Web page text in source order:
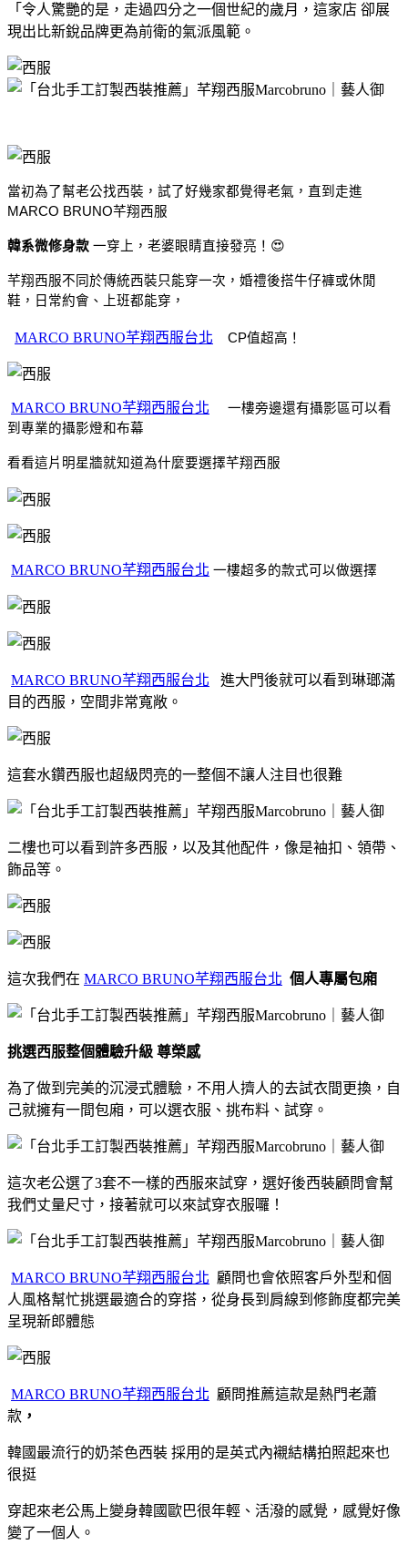
「令人驚艷的是，走過四分之一個世紀的歲月，這家店 卻展
現出比新銳品牌更為前衛的氣派風範。
當初為了幫老公找西裝，試了好幾家都覺得老氣，直到走進
MARCO BRUNO芊翔西服
韓系微修身款 一穿上，老婆眼睛直接發亮！😍
芊翔西服不同於傳統西裝只能穿一次，婚禮後搭牛仔褲或休閒
鞋，日常約會、上班都能穿，
MARCO BRUNO芊翔西服台北 CP值超高！
MARCO BRUNO芊翔西服台北
一樓旁邊還有攝影區可以看
到專業的攝影燈和布幕
看看這片明星牆就知道為什麼要選擇芊翔西服
MARCO BRUNO芊翔西服台北 一樓超多的款式可以做選擇
MARCO BRUNO芊翔西服台北 進大門後就可以看到琳瑯滿
目的西服，空間非常寬敞。
這套水鑽西服也超級閃亮的一整個不讓人注目也很難
二樓也可以看到許多西服，以及其他配件，像是袖扣、領帶、
飾品等。
這次我們在 MARCO BRUNO芊翔西服台北 個人專屬包廂
挑選西服整個體驗升級 尊榮感
為了做到完美的沉浸式體驗，不用人擠人的去試衣間更換，自
己就擁有一間包廂，可以選衣服、挑布料、試穿。
這次老公選了3套不一樣的西服來試穿，選好後西裝顧問會幫
我們丈量尺寸，接著就可以來試穿衣服囉！
MARCO BRUNO芊翔西服台北 顧問也會依照客戶外型和個
人風格幫忙挑選最適合的穿搭，從身長到肩線到修飾度都完美
呈現新郎體態
MARCO BRUNO芊翔西服台北 顧問推薦這款是熱門老蕭
款 ，
韓國最流行的奶茶色西裝 採用的是英式內襯結構拍照起來也
很挺
穿起來老公馬上變身韓國歐巴很年輕、活潑的感覺，感覺好像
變了一個人。